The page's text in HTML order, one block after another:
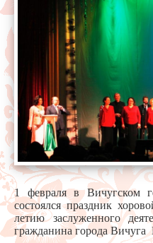
1 февраля в Вичугском
состоялся праздник
летию заслуженного
гражданина города